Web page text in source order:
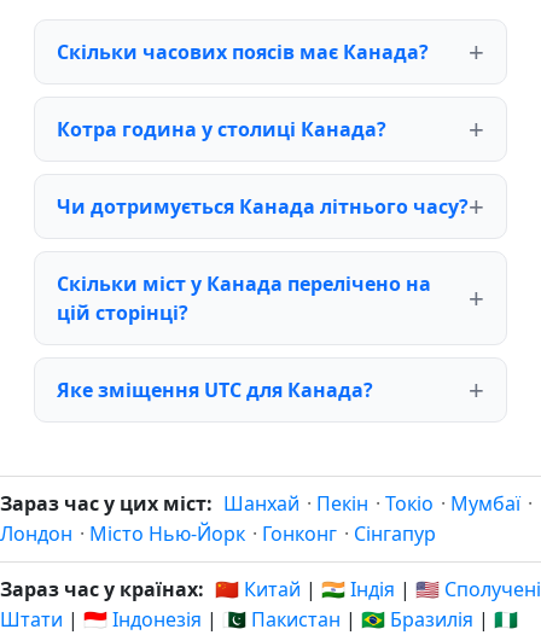
Скільки часових поясів має Канада?
Котра година у столиці Канада?
Чи дотримується Канада літнього часу?
Скільки міст у Канада перелічено на
цій сторінці?
Яке зміщення UTC для Канада?
Зараз час у цих міст: Шанхай · Пекін · Токіо · Мумбаї ·
Лондон · Місто Нью-Йорк · Гонконг · Сінгапур
Зараз час у країнах: 🇨🇳 Китай | 🇮🇳 Індія | 🇺🇸 Сполучені
Штати | 🇮🇩 Індонезія | 🇵🇰 Пакистан | 🇧🇷 Бразилія | 🇳🇬